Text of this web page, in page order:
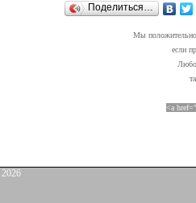
Поделиться…
Мы положительно
если
<a
2026